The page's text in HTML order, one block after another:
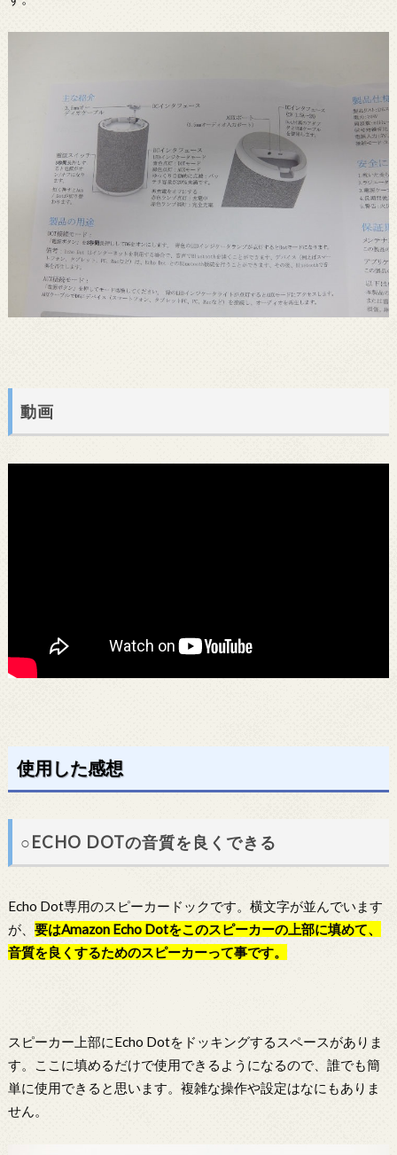
動画
使用した感想
○ECHO DOTの音質を良くできる
Echo Dot専用のスピーカードックです。横文字が並んでいます
が、 要はAmazon Echo Dotをこのスピーカーの上部に填めて、
音質を良くするためのスピーカーって事です。
スピーカー上部にEcho Dotをドッキングするスペースがありま
す。ここに填めるだけで使用できるようになるので、誰でも簡
単に使用できると思います。複雑な操作や設定はなにもありま
せん。